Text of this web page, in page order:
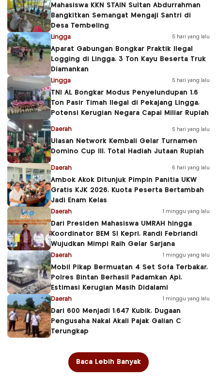
Mahasiswa KKN STAIN Sultan Abdurrahman
Bangkitkan Semangat Mengaji Santri di
Desa Tembeling
Lingga 5 hari yang lalu
Aparat Gabungan Bongkar Praktik Ilegal
Logging di Lingga, 3 Ton Kayu Beserta Truk
Diamankan
Lingga 5 hari yang lalu
TNI AL Bongkar Modus Penyelundupan 1,6
Ton Pasir Timah Ilegal di Pekajang Lingga,
Potensi Kerugian Negara Capai Miliar Rupiah
Daerah 5 hari yang lalu
Ulasan Network Kembali Gelar Turnamen
Domino Cup III, Total Hadiah Jutaan Rupiah
Daerah 6 hari yang lalu
Ambok Akok Ditunjuk Pimpin Panitia UKW
Gratis KJK 2026, Kuota Peserta Bertambah
Jadi Enam Kelas
Daerah 1 minggu yang lalu
Dari Presiden Mahasiswa UMRAH hingga
Koordinator BEM SI Kepri, Randi Febriandi
Wujudkan Mimpi Raih Gelar Sarjana
Daerah 1 minggu yang lalu
Mobil Pikap Bermuatan 4 Set Sofa Terbakar,
Polres Bintan Berhasil Padamkan Api,
Estimasi Kerugian Masih Didalami
Daerah 1 minggu yang lalu
Dari 600 Menjadi 1.647 Kubik, Dugaan
Pengusaha Nakal Akali Pajak Galian C
Terungkap
Baca Lebih Banyak